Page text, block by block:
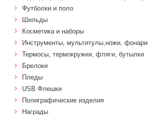
Футболки и поло
Шильды
Косметика и наборы
Инструменты, мультитулы,ножи, фонари
Термосы, термокружки, фляги, бутылки
Брелоки
Пледы
USB Флешки
Полиграфические изделия
Награды